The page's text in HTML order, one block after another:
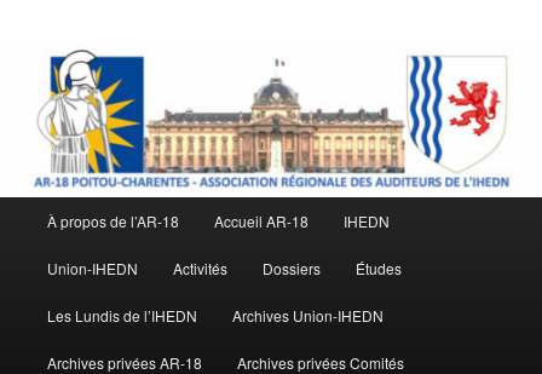
principal
À propos de l’AR-18 Accueil AR-18 IHEDN
Union-IHEDN Activités Dossiers Études
Les Lundis de l’IHEDN Archives Union-IHEDN
Archives privées AR-18 Archives privées Comités